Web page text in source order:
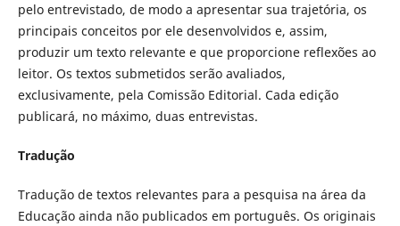
pelo entrevistado, de modo a apresentar sua trajetória, os
principais conceitos por ele desenvolvidos e, assim,
produzir um texto relevante e que proporcione reflexões ao
leitor. Os textos submetidos serão avaliados,
exclusivamente, pela Comissão Editorial. Cada edição
publicará, no máximo, duas entrevistas.
Tradução
Tradução de textos relevantes para a pesquisa na área da
Educação ainda não publicados em português. Os originais